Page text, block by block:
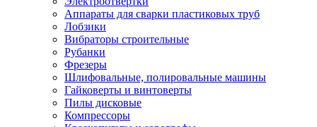
Аппараты для сварки пластиковых труб
Лобзики
Вибраторы строительные
Рубанки
Фрезеры
Шлифовальные, полировальные машины
Гайковерты и винтоверты
Пилы дисковые
Компрессоры